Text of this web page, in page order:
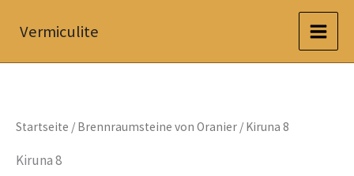
InhaltVermiculite
Startseite / Brennraumsteine von Oranier / Kiruna 8
Kiruna 8